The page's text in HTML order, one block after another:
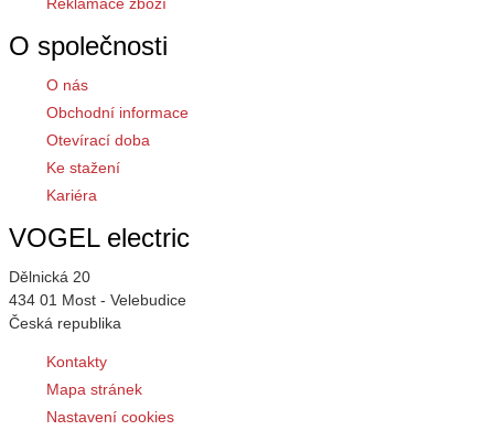
Reklamace zboží
O společnosti
O nás
Obchodní informace
Otevírací doba
Ke stažení
Kariéra
VOGEL electric
Dělnická 20
434 01 Most - Velebudice
Česká republika
Kontakty
Mapa stránek
Nastavení cookies